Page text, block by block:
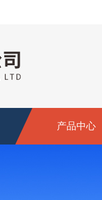
产品中心